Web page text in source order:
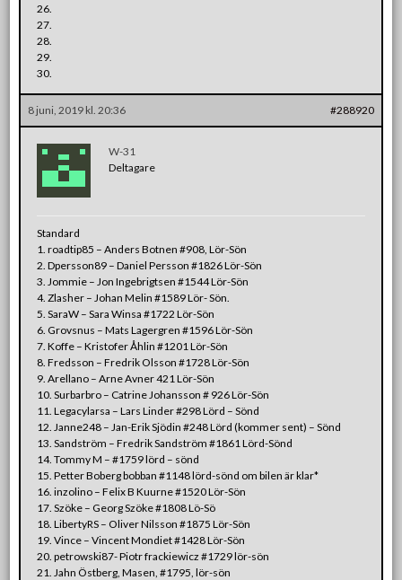
26.
27.
28.
29.
30.
8 juni, 2019 kl. 20:36 #288920
W-31
Deltagare
Standard
1. roadtip85 – Anders Botnen #908, Lör-Sön
2. Dpersson89 – Daniel Persson #1826 Lör-Sön
3. Jommie – Jon Ingebrigtsen #1544 Lör-Sön
4. Zlasher – Johan Melin #1589 Lör- Sön.
5. SaraW – Sara Winsa #1722 Lör-Sön
6. Grovsnus – Mats Lagergren #1596 Lör-Sön
7. Koffe – Kristofer Åhlin #1201 Lör-Sön
8. Fredsson – Fredrik Olsson #1728 Lör-Sön
9. Arellano – Arne Avner 421 Lör-Sön
10. Surbarbro – Catrine Johansson # 926 Lör-Sön
11. Legacylarsa – Lars Linder #298 Lörd – Sönd
12. Janne248 – Jan-Erik Sjödin #248 Lörd (kommer sent) – Sönd
13. Sandström – Fredrik Sandström #1861 Lörd-Sönd
14. Tommy M – #1759 lörd – sönd
15. Petter Boberg bobban #1148 lörd-sönd om bilen är klar*
16. inzolino – Felix B Kuurne #1520 Lör-Sön
17. Szöke – Georg Szöke #1808 Lö-Sö
18. LibertyRS – Oliver Nilsson #1875 Lör-Sön
19. Vince – Vincent Mondiet #1428 Lör-Sön
20. petrowski87- Piotr frackiewicz #1729 lör-sön
21. Jahn Östberg, Masen, #1795, lör-sön